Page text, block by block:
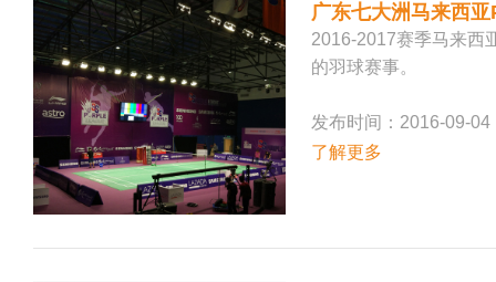
广东七大洲马来西
2016-2017赛季马来西
的羽球赛事。
发布时间：2016-09-04
了解更多